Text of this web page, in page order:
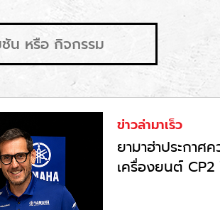
ข่าวล่ามาเร็ว
ยามาฮ่าประกาศ
เครื่องยนต์